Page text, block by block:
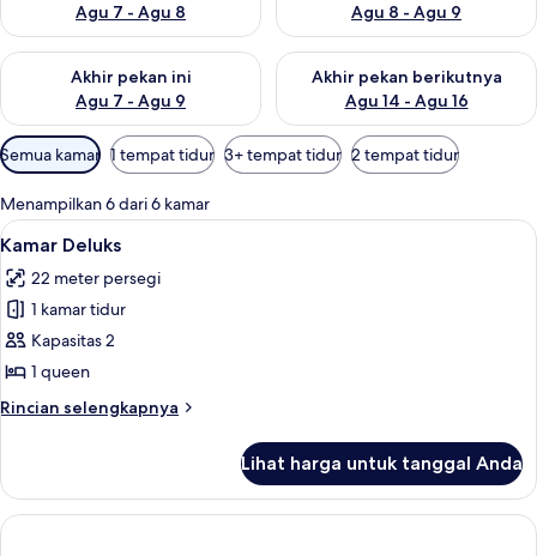
Agu 7 - Agu 8
Agu 8 - Agu 9
Akhir pekan ini
Agu 7 - Agu 9
Periksa ketersediaan untuk akhir pekan ini Agu 7 - Agu 9
Akhir pekan berikutnya
Agu 14 - Agu 16
Periksa ketersediaan untuk
Filter
tersedia
untuk
kamar
Semua kamar 1 tempat tidur 3+ tempat tidur 2 tempat tidur
Menampilkan 6 dari 6 kamar
Lihat
semua
foto
untuk
Kamar
Deluks
Kamar Deluks | Brankas, kedap
6
Kamar Deluks
22 meter persegi
1 kamar tidur
Kapasitas 2
1 queen
Rincian selengkapnya
Rincian
Kamar
Deluks
Lihat harga untuk tanggal Anda